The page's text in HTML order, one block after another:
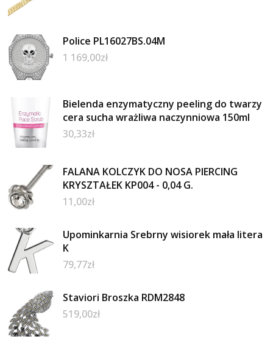
Police PL16027BS.04M
1 169,00zł
Bielenda enzymatyczny peeling do twarzy
cera sucha wrażliwa naczynniowa 150ml
30,33zł
FALANA KOLCZYK DO NOSA PIERCING
KRYSZTAŁEK KP004 - 0,04 G.
11,00zł
Upominkarnia Srebrny wisiorek mała litera
K
79,77zł
Staviori Broszka RDM2848
519,00zł